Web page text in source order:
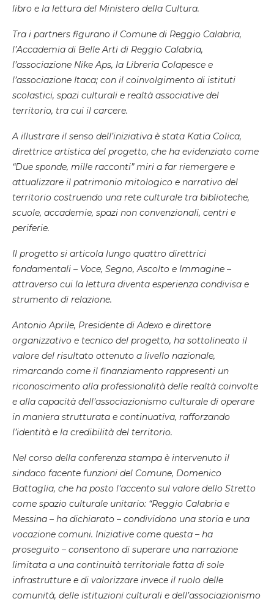
libro e la lettura del Ministero della Cultura.
Tra i partners figurano il Comune di Reggio Calabria,
l’Accademia di Belle Arti di Reggio Calabria,
l’associazione Nike Aps, la Libreria Colapesce e
l’associazione Itaca; con il coinvolgimento di istituti
scolastici, spazi culturali e realtà associative del
territorio, tra cui il carcere.
A illustrare il senso dell’iniziativa è stata Katia Colica,
direttrice artistica del progetto, che ha evidenziato come
“Due sponde, mille racconti” miri a far riemergere e
attualizzare il patrimonio mitologico e narrativo del
territorio costruendo una rete culturale tra biblioteche,
scuole, accademie, spazi non convenzionali, centri e
periferie.
Il progetto si articola lungo quattro direttrici
fondamentali – Voce, Segno, Ascolto e Immagine –
attraverso cui la lettura diventa esperienza condivisa e
strumento di relazione.
Antonio Aprile, Presidente di Adexo e direttore
organizzativo e tecnico del progetto, ha sottolineato il
valore del risultato ottenuto a livello nazionale,
rimarcando come il finanziamento rappresenti un
riconoscimento alla professionalità delle realtà coinvolte
e alla capacità dell’associazionismo culturale di operare
in maniera strutturata e continuativa, rafforzando
l’identità e la credibilità del territorio.
Nel corso della conferenza stampa è intervenuto il
sindaco facente funzioni del Comune, Domenico
Battaglia, che ha posto l’accento sul valore dello Stretto
come spazio culturale unitario: “Reggio Calabria e
Messina – ha dichiarato – condividono una storia e una
vocazione comuni. Iniziative come questa – ha
proseguito – consentono di superare una narrazione
limitata a una continuità territoriale fatta di sole
infrastrutture e di valorizzare invece il ruolo delle
comunità, delle istituzioni culturali e dell’associazionismo